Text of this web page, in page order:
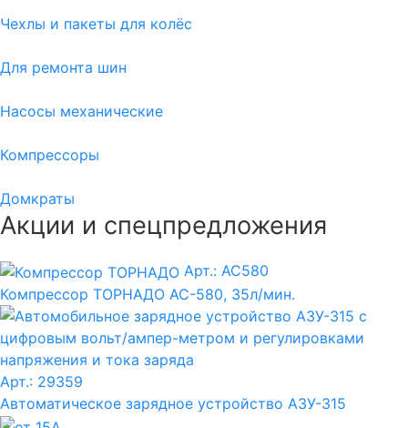
Чехлы и пакеты для колёс
Для ремонта шин
Насосы механические
Компрессоры
Домкраты
Акции и спецпредложения
Арт.: AC580
Компрессор ТОРНАДО АС-580, 35л/мин.
Арт.: 29359
Автоматическое зарядное устройство АЗУ-315